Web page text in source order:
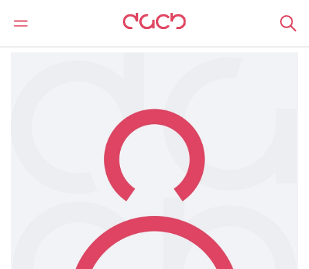
DAC Beachcroft Notre Équipe